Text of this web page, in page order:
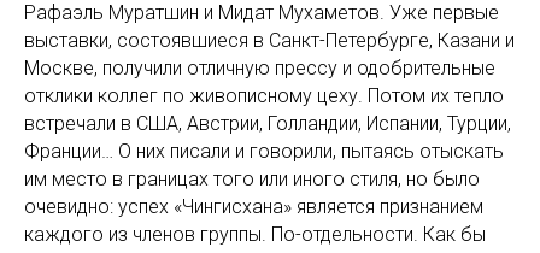
Рафаэль Муратшин и Мидат Мухаметов. Уже первые
выставки, состоявшиеся в Санкт-Петербурге, Казани и
Москве, получили отличную прессу и одобрительные
отклики коллег по живописному цеху. Потом их тепло
встречали в США, Австрии, Голландии, Испании, Турции,
Франции… О них писали и говорили, пытаясь отыскать
им место в границах того или иного стиля, но было
очевидно: успех «Чингисхана» является признанием
каждого из членов группы. По-отдельности. Как бы